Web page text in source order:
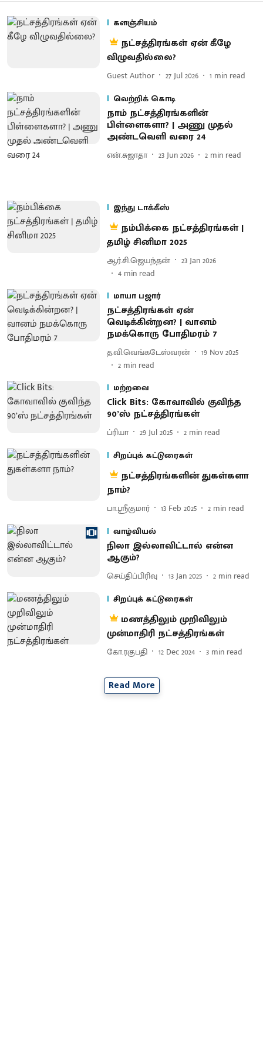
களஞ்சியம்
நட்சத்திரங்கள் ஏன் கீழே
விழுவதில்லை?
Guest Author 27 Jul 2026 1 min read
வெற்றிக் கொடி
நாம் நட்சத்திரங்களின்
பிள்ளைகளா? | அணு முதல்
அண்டவெளி வரை 24
என்.சுஜாதா 23 Jun 2026 2 min read
இந்து டாக்கீஸ்
நம்பிக்கை நட்சத்திரங்கள் |
தமிழ் சினிமா 2025
ஆர்.சி.ஜெயந்தன்
23 Jan 2026
4 min read
மாயா பஜார்
நட்சத்திரங்கள் ஏன்
வெடிக்கின்றன? | வானம்
நமக்கொரு போதிமரம் 7
த.வி.வெங்கடேஸ்வரன்
19 Nov 2025
2 min read
மற்றவை
Click Bits: கோவாவில் குவிந்த
90’ஸ் நட்சத்திரங்கள்
ப்ரியா 29 Jul 2025 2 min read
சிறப்புக் கட்டுரைகள்
நட்சத்திரங்களின் துகள்களா
நாம்?
பா.ஸ்ரீகுமார் 13 Feb 2025 2 min read
வாழ்வியல்
நிலா இல்லாவிட்டால் என்ன
ஆகும்?
செய்திப்பிரிவு 13 Jan 2025 2 min read
சிறப்புக் கட்டுரைகள்
மணத்திலும் முறிவிலும்
முன்மாதிரி நட்சத்திரங்கள்
கோ.ரகுபதி 12 Dec 2024 3 min read
Read More